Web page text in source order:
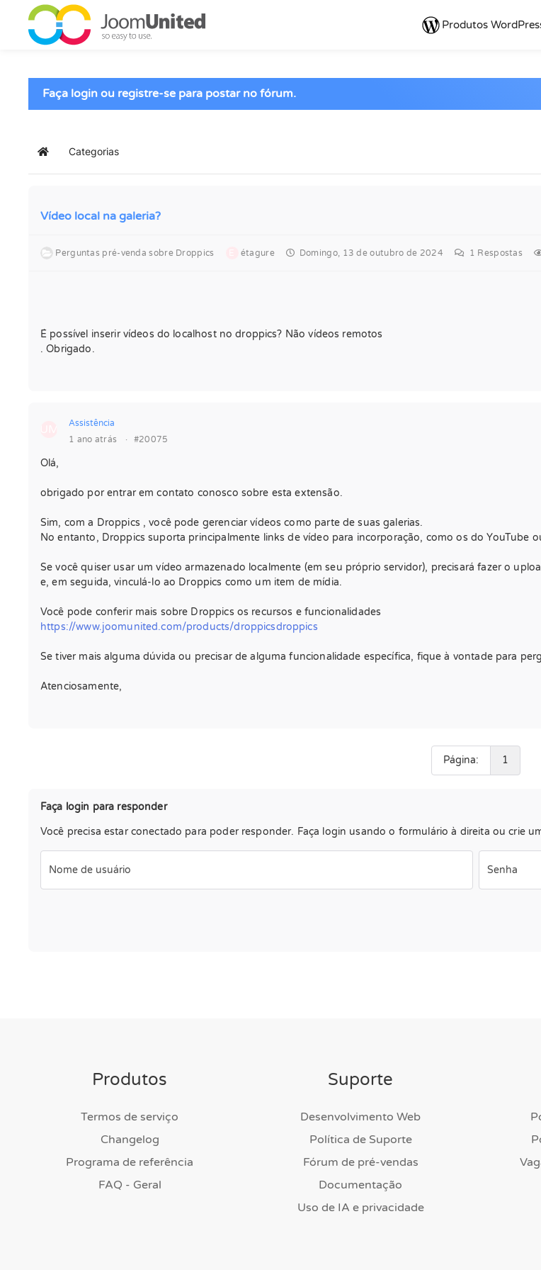
Pular para o conteúdo principal
Produtos
Faça login ou registre-se para postar no fórum.
Início Categorias
Vídeo local na galeria?
Perguntas pré-venda sobre Droppics étagure Domingo, 13 de outubro de 2024 1 Respostas
É possível inserir vídeos do localhost no droppics? Não vídeos remotos
. Obrigado.
Assistência
1 ano atrás
· #20075
Olá,
obrigado por entrar em contato conosco sobre esta extensão.
Sim, com a Droppics , você pode gerenciar vídeos como parte de suas galerias.
No entanto, Droppics suporta principalmente links de vídeo para incorporação, como os do YouTube
Se você quiser usar um vídeo armazenado localmente (em seu próprio servidor), precisará fazer o
e, em seguida, vinculá-lo ao Droppics como um item de mídia.
Você pode conferir mais sobre Droppics os recursos e funcionalidades
https://www.joomunited.com/products/droppicsdroppics
Se tiver mais alguma dúvida ou precisar de alguma funcionalidade específica, fique à vontade para
Atenciosamente,
Página: 1
Faça login para responder
Você precisa estar conectado para poder responder. Faça login usando o formulário à direita ou crie
Nome de usuário Senha
Produtos
Termos de serviço
Changelog
Programa de referência
FAQ - Geral
Suporte
Desenvolvimento Web
Política de Suporte
Fórum de pré-vendas
Documentação
Uso de IA e privacidade